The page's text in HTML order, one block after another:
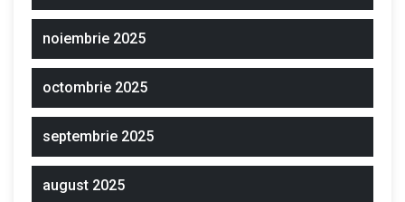
noiembrie 2025
octombrie 2025
septembrie 2025
august 2025